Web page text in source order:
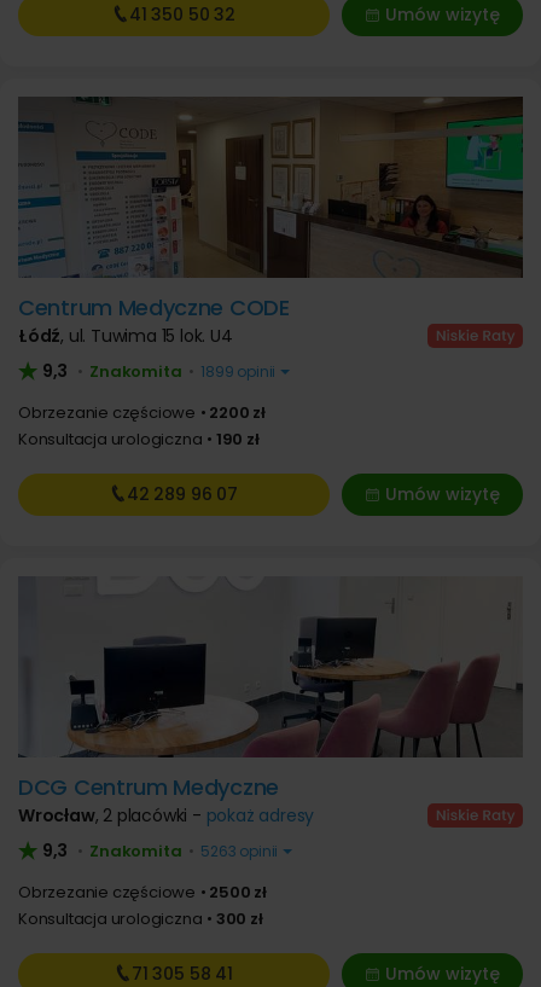
Umów wizytę
41 350 50 32
Centrum Medyczne CODE
Łódź, ul. Tuwima 15 lok. U4
9,3 • Znakomita • 1899 opinii
Obrzezanie częściowe
2200 zł
Konsultacja urologiczna
190 zł
Umów wizytę
42 289 96 07
DCG Centrum Medyczne
Wrocław, 2 placówki - pokaż adresy
9,3 • Znakomita • 5263 opinii
Obrzezanie częściowe
2500 zł
Konsultacja urologiczna
300 zł
Umów wizytę
71 305 58 41